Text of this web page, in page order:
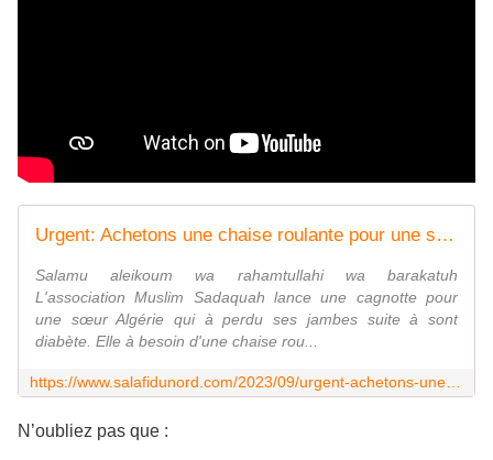
Urgent: Achetons une chaise roulante pour une sœur qui à perdu ses 2 jambes - Salafidunord
Salamu aleikoum wa rahamtullahi wa barakatuh
L'association Muslim Sadaquah lance une cagnotte pour
une sœur Algérie qui à perdu ses jambes suite à sont
diabète. Elle à besoin d'une chaise rou...
N’oubliez pas que :